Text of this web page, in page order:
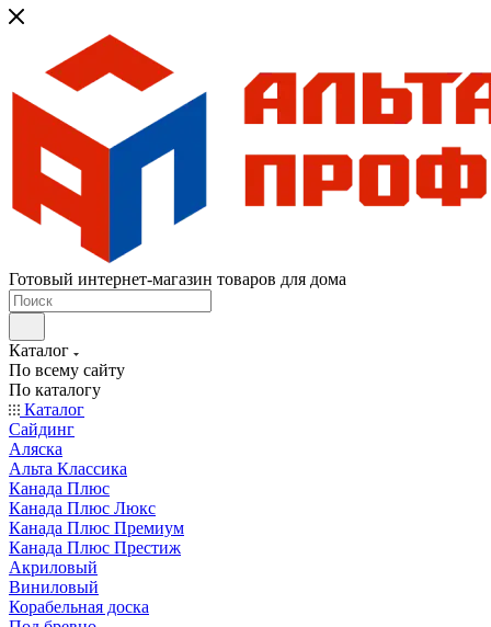
Готовый интернет-магазин товаров для дома
Каталог
По всему сайту
По каталогу
Каталог
Сайдинг
Аляска
Альта Классика
Канада Плюс
Канада Плюс Люкс
Канада Плюс Премиум
Канада Плюс Престиж
Акриловый
Виниловый
Корабельная доска